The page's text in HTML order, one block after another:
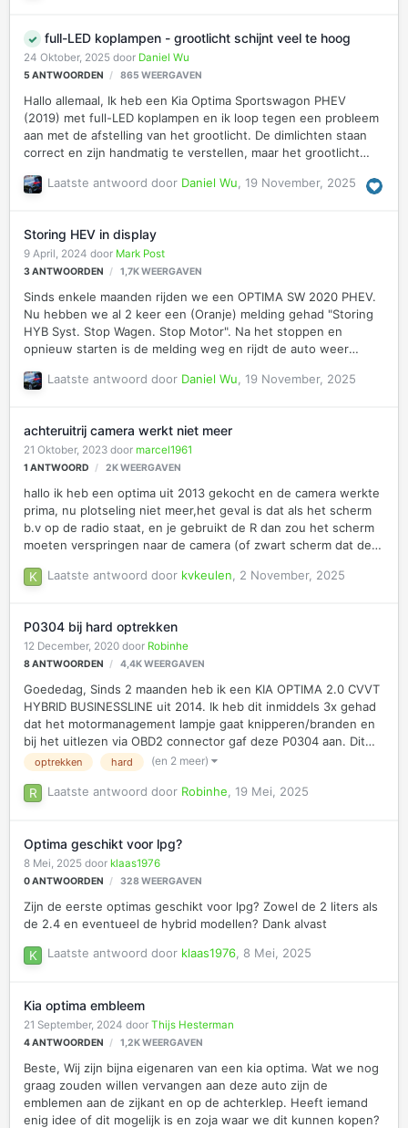
en met veel plezier naar de 364000 km gereden, daarvoor een
Nissan Primera die net de 328000 km aangetikt had. Ik doe
dus best een tijdje met een auto zullen we maar zeggen.
MAARRRR, nu de 500…
full-LED koplampen - grootlicht schijnt veel te hoog
24 Oktober, 2025 door Daniel Wu
5ANTWOORDEN 865 WEERGAVEN
Hallo allemaal, Ik heb een Kia Optima Sportswagon PHEV
(2019) met full-LED koplampen en ik loop tegen een probleem
aan met de afstelling van het grootlicht. De dimlichten staan
correct en zijn handmatig te verstellen, maar het grootlicht
dimlichten heen gaat. Handmatig afstellen helpt niet, omdat
een Pools Kia-forum wordt beschreven dat dit probleem vaker
voorkomt bij de Optima met LED-koplampen en dat de oorzaak
in de systeeminstellingen zit (o.a. verkeerde land-/regio-
configu…
Laatste antwoord door Daniel Wu 19 November, 2025
Storing HEV in display
9 April, 2024 door Mark Post
3ANTWOORDEN 1,7KWEERGAVEN
Sinds enkele maanden rijden we een OPTIMA SW 2020 PHEV.
Nu hebben we al 2 keer een (Oranje) melding gehad "Storing
HYB Syst. Stop Wagen. Stop Motor". Na het stoppen en
opnieuw starten is de melding weg en rijdt de auto weer
het systeem. Toeval is dat ik eerst een SSC foutmelding kreeg
Laatste antwoord door Daniel Wu 19 November, 2025
achteruitrij camera werkt niet meer
21 Oktober, 2023 door marcel1961
1 ANTWOORD 2KWEERGAVEN
hallo ik heb een optima uit 2013 gekocht en de camera werkte
prima, nu plotseling niet meer,het geval is dat als het scherm
b.v op de radio staat, en je gebruikt de R dan zou het scherm
moeten verspringen naar de camera (of zwart scherm dat de
scherm, het scherm blijft op radio staan. zelf denk ik dat het
de R wordt gezet, nu is mijn vraag , weet iemand of dit ook het
defect kan zijn, en waar zit dit relais dan en is het vervangbaar,
ik heb wel een nieuwe camera besteld maar om onnodig deze
te v…
Laatste antwoord door kvkeulen 2 November, 2025
P0304 bij hard optrekken
12 December, 2020 door Robinhe
8ANTWOORDEN 4,4KWEERGAVEN
Goededag, Sinds 2 maanden heb ik een KIA OPTIMA 2.0 CVVT
HYBRID BUSINESSLINE uit 2014. Ik heb dit inmiddels 3x gehad
dat het motormanagement lampje gaat knipperen/branden en
bij het uitlezen via OBD2 connector gaf deze P0304 aan. Dit
betekend misfire in cilinder 4. Dit gebeurde elke keer als ik het
gaspedaal (bijna) helemaal in trapte. Mijn vraag is vooral of
iemand hier ervaring mee heeft wat dit is en waarom dit alleen
Laatste antwoord door Robinhe, 19 Mei, 2025
optrekken hard (en 2 meer)
Optima geschikt voor lpg?
8 Mei, 2025 door klaas1976
0ANTWOORDEN 328WEERGAVEN
Zijn de eerste optimas geschikt voor lpg? Zowel de 2 liters als
de 2.4 en eventueel de hybrid modellen? Dank alvast
Laatste antwoord door klaas1976, 8 Mei, 2025
Kia optima embleem
21 September, 2024 door Thijs Hesterman
4ANTWOORDEN 1,2KWEERGAVEN
Beste, Wij zijn bijna eigenaren van een kia optima. Wat we nog
graag zouden willen vervangen aan deze auto zijn de
emblemen aan de zijkant en op de achterklep. Heeft iemand
enig idee of dit mogelijk is en zoja waar we dit kunnen kopen?